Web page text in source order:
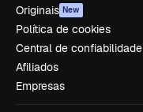
Originais New
Política de cookies
Central de confiabilidade
Afiliados
Empresas